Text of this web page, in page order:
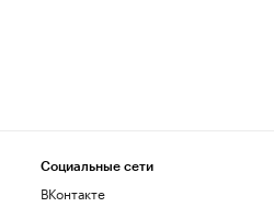
Социальные сети
ВКонтакте